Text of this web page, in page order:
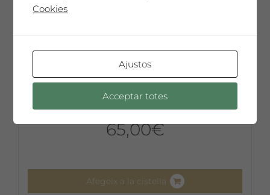
Eva Lootz
65,00€
Afegeix a la cistella
Cookies
Ajustos
Acceptar totes